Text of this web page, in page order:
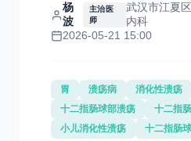
杨
波
主治医
师
武汉市江夏
内科
2026-05-21 15:00
胃 溃疡病 消化性溃疡
十二指肠球部溃疡
十二指
小儿消化性溃疡
十二指肠